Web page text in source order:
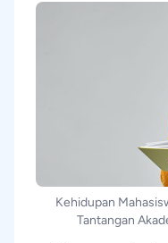
Kehidupan
Tantangan